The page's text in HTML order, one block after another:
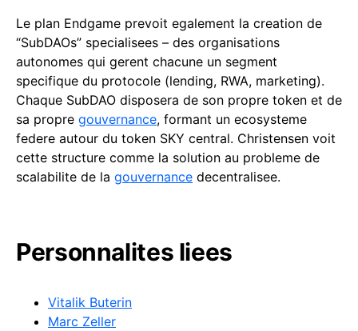
Le plan Endgame prevoit egalement la creation de
“SubDAOs” specialisees – des organisations
autonomes qui gerent chacune un segment
specifique du protocole (lending, RWA, marketing).
Chaque SubDAO disposera de son propre token et de
sa propre gouvernance, formant un ecosysteme
federe autour du token SKY central. Christensen voit
cette structure comme la solution au probleme de
scalabilite de la gouvernance decentralisee.
Personnalites liees
Vitalik Buterin
Marc Zeller